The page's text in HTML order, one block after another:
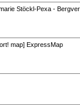
Stöckl-Pexa -
map] ExpressMap